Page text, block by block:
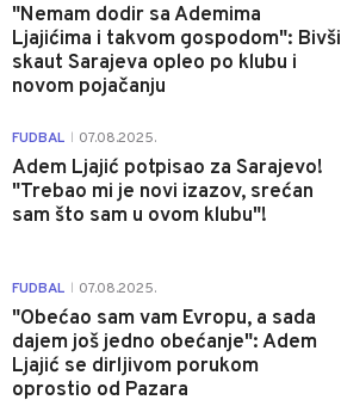
"Nemam dodir sa Ademima
Ljajićima i takvom gospodom": Bivši
skaut Sarajeva opleo po klubu i
novom pojačanju
FUDBAL 07.08.2025.
Adem Ljajić potpisao za Sarajevo!
"Trebao mi je novi izazov, srećan
sam što sam u ovom klubu"!
FUDBAL 07.08.2025.
"Obećao sam vam Evropu, a sada
dajem još jedno obećanje": Adem
Ljajić se dirljivom porukom
oprostio od Pazara